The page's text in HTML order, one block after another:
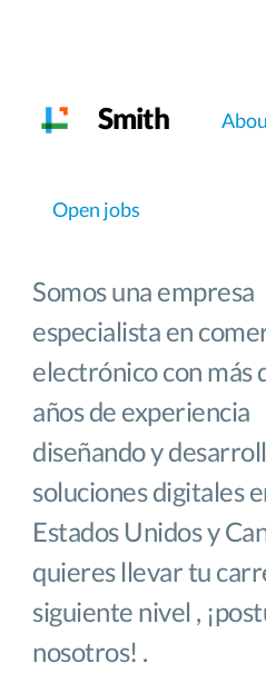
Smith
Open jobs
Careers at
Smith
Somos una empresa
especialista en
electrónico con más
años de experiencia
diseñando y
soluciones digitales
Estados Unidos y
quieres llevar tu
siguiente nivel ,
nosotros! .